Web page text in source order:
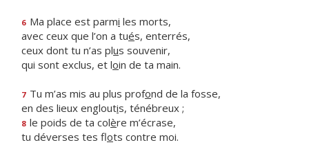
6 Ma place est parmi les morts,
avec ceux que l’on a tués, enterrés,
ceux dont tu n’as plus souvenir,
qui sont exclus, et loin de ta main.
7 Tu m’as mis au plus profond de la fosse,
en des lieux engloutis, ténébreux ;
8 le poids de ta colère m’écrase,
tu déverses tes flots contre moi.